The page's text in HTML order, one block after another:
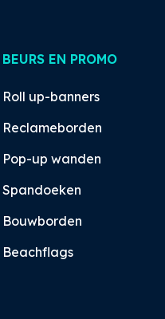
BEURS EN PROMO
Roll up-banners
Reclameborden
Pop-up wanden
Spandoeken
Bouwborden
Beachflags